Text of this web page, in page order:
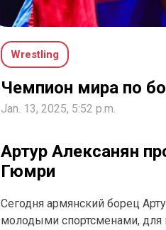
Wrestling
Чемпион мира по
Jan. 13, 2025, 5:52 p.m.
Артур Алексанян
Гюмри
Сегодня армянский борец
молодыми спортсменами, для